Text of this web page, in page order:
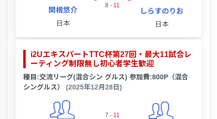
関根悠介
日本
8 - 11
しらすのりお
日本
i2UエキスパートTTC杯第27回・最大11試合レ
ーティング制限無し初心者学生歓迎
種目:交流リーグ(混合シン グルス) 参加費:800P（混合
シングルス）
(2025年12月28日)
7 - 11